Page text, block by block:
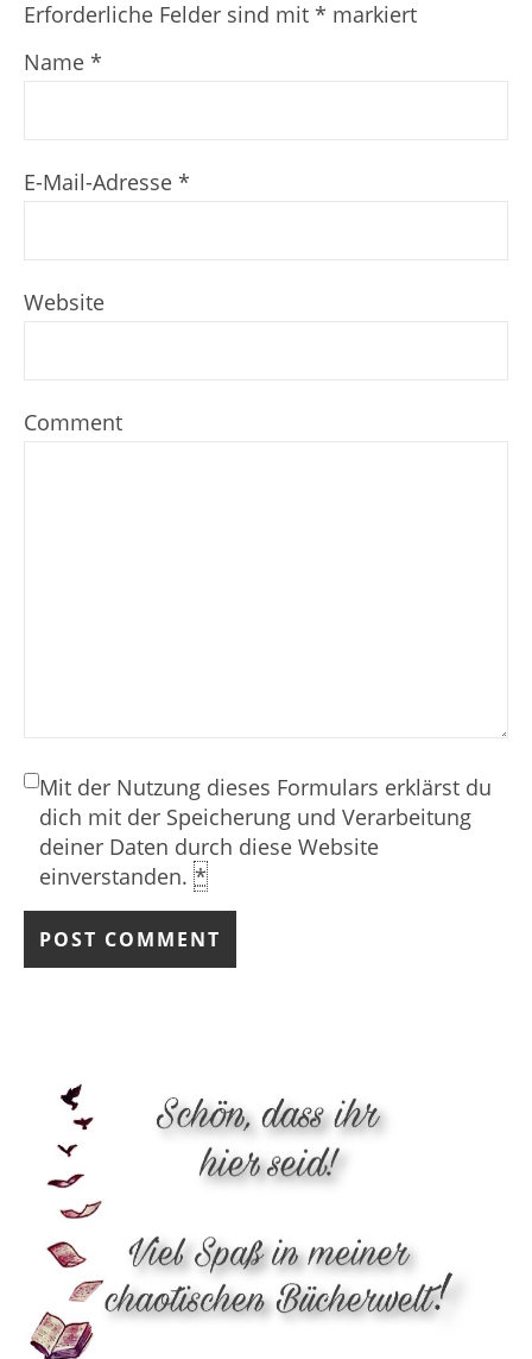
Erforderliche Felder sind mit * markiert
Name *
E-Mail-Adresse *
Website
Comment
Mit der Nutzung dieses Formulars erklärst du
dich mit der Speicherung und Verarbeitung
deiner Daten durch diese Website
einverstanden. *